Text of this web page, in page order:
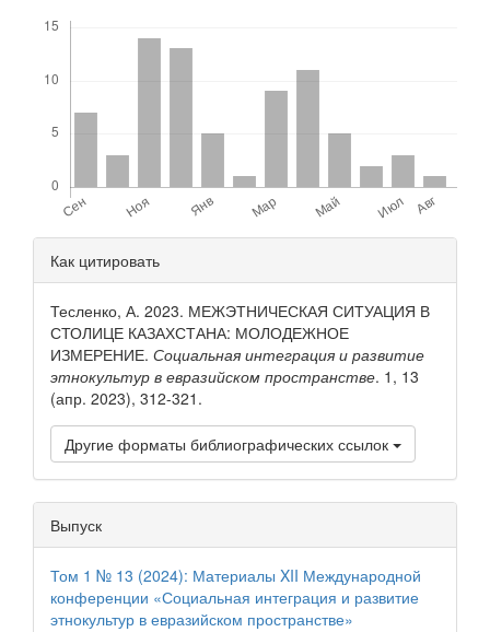
Детали
статьи
Как цитировать
Тесленко, А. 2023. МЕЖЭТНИЧЕСКАЯ СИТУАЦИЯ В
СТОЛИЦЕ КАЗАХСТАНА: МОЛОДЕЖНОЕ
ИЗМЕРЕНИЕ. Социальная интеграция и развитие
этнокультур в евразийском пространстве. 1, 13
(апр. 2023), 312-321.
Другие форматы библиографических ссылок
Выпуск
Том 1 № 13 (2024): Материалы XII Международной
конференции «Социальная интеграция и развитие
этнокультур в евразийском пространстве»